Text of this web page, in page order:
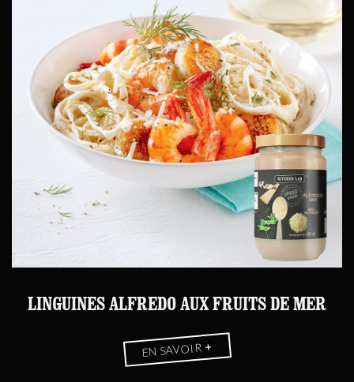
LINGUINES ALFREDO AUX FRUITS DE MER
EN SAVOIR+